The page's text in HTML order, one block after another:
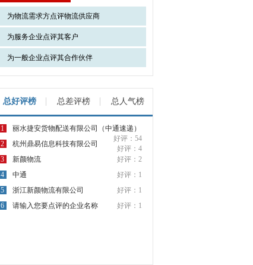
为物流需求方点评物流供应商
为服务企业点评其客户
为一般企业点评其合作伙伴
总好评榜 总差评榜 总人气榜
1
丽水捷安货物配送有限公司（中通速递）
好评：54
2 杭州鼎易信息科技有限公司
好评：4
3
新颜物流
好评：2
4
中通
好评：1
5
浙江新颜物流有限公司
好评：1
6
请输入您要点评的企业名称 好评：1